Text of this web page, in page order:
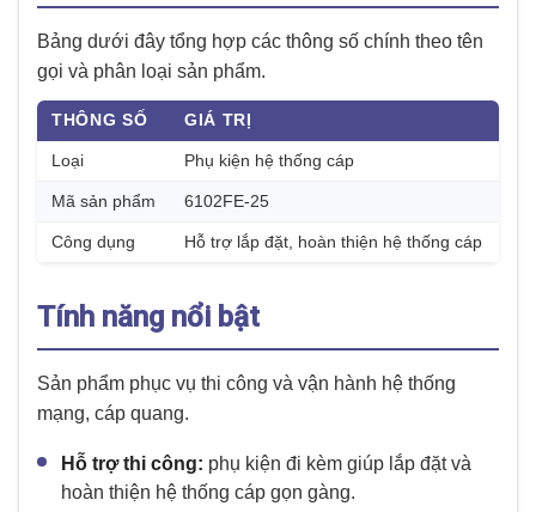
Bảng dưới đây tổng hợp các thông số chính theo tên
gọi và phân loại sản phẩm.
THÔNG SỐ GIÁ TRỊ
Loại Phụ kiện hệ thống cáp
Mã sản phẩm 6102FE-25
Công dụng Hỗ trợ lắp đặt, hoàn thiện hệ thống cáp
Tính năng nổi bật
Sản phẩm phục vụ thi công và vận hành hệ thống
mạng, cáp quang.
Hỗ trợ thi công: phụ kiện đi kèm giúp lắp đặt và
hoàn thiện hệ thống cáp gọn gàng.